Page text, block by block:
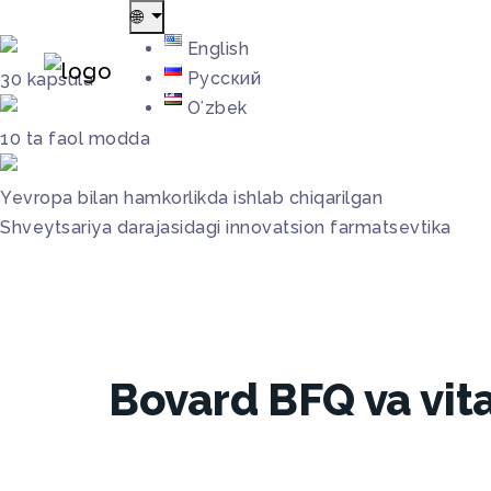
🌐
English
Русский
Oʻzbek
30 kapsula
10 ta faol modda
Yevropa bilan hamkorlikda ishlab chiqarilgan
Shveytsariya darajasidagi innovatsion farmatsevtika
Bovard BFQ va